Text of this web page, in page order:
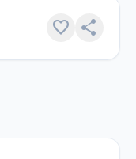
favorite share